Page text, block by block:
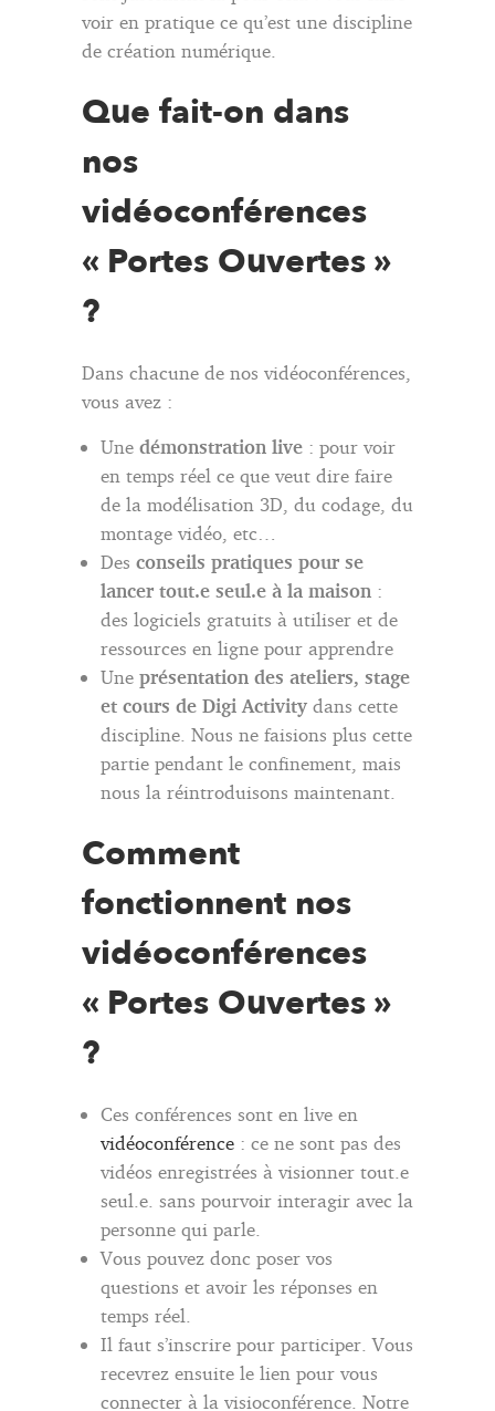
voir en pratique ce qu’est une discipline
de création numérique.
Que fait-on dans
nos
vidéoconférences
« Portes Ouvertes »
?
Dans chacune de nos vidéoconférences,
vous avez :
Une démonstration live : pour voir
en temps réel ce que veut dire faire
de la modélisation 3D, du codage, du
montage vidéo, etc…
Des conseils pratiques pour se
lancer tout.e seul.e à la maison :
des logiciels gratuits à utiliser et de
ressources en ligne pour apprendre
Une présentation des ateliers, stage
et cours de Digi Activity dans cette
discipline. Nous ne faisions plus cette
partie pendant le confinement, mais
nous la réintroduisons maintenant.
Comment
fonctionnent nos
vidéoconférences
« Portes Ouvertes »
?
Ces conférences sont en live en
vidéoconférence : ce ne sont pas des
vidéos enregistrées à visionner tout.e
seul.e. sans pourvoir interagir avec la
personne qui parle.
Vous pouvez donc poser vos
questions et avoir les réponses en
temps réel.
Il faut s’inscrire pour participer. Vous
recevrez ensuite le lien pour vous
connecter à la visioconférence. Notre